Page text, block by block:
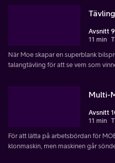
Avsnitt 9
11 min
När Moe skapar en superblank
talangtävling för att se vem som
Multi-
Avsnitt
11 min
För att lätta på arbetsbördan för
klonmaskin, men maskinen går